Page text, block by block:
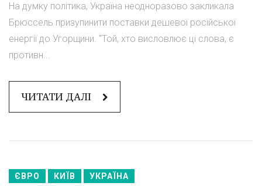
На думку політика, Україна неодноразово закликала
Брюссель призупинити поставки дешевої російської
енергії до Угорщини. "Той, хто висловлює ці слова, є
противн...
ЧИТАТИ ДАЛІ
ЄВРО КИЇВ УКРАЇНА